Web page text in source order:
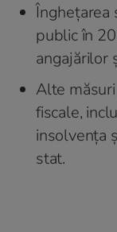
Înghețarea
public în
angajărilor
Alte
fiscale,
insolvența
stat.